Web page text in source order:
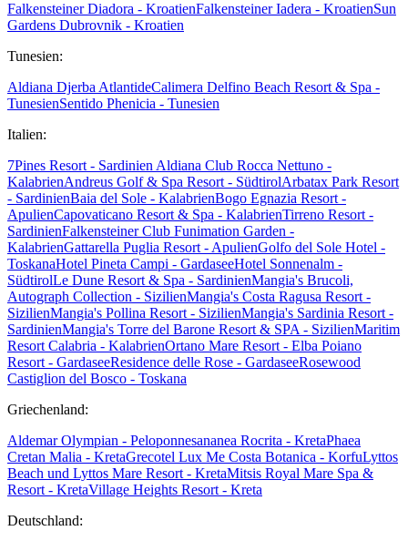
Falkensteiner Diadora - KroatienFalkensteiner Iadera - KroatienSun
Gardens Dubrovnik - Kroatien
Tunesien:
Aldiana Djerba AtlantideCalimera Delfino Beach Resort & Spa -
TunesienSentido Phenicia - Tunesien
Italien:
7Pines Resort - Sardinien Aldiana Club Rocca Nettuno -
KalabrienAndreus Golf & Spa Resort - SüdtirolArbatax Park Resort
- SardinienBaia del Sole - KalabrienBogo Egnazia Resort -
ApulienCapovaticano Resort & Spa - KalabrienTirreno Resort -
SardinienFalkensteiner Club Funimation Garden -
KalabrienGattarella Puglia Resort - ApulienGolfo del Sole Hotel -
ToskanaHotel Pineta Campi - GardaseeHotel Sonnenalm -
SüdtirolLe Dune Resort & Spa - SardinienMangia's Brucoli,
Autograph Collection - SizilienMangia's Costa Ragusa Resort -
SizilienMangia's Pollina Resort - SizilienMangia's Sardinia Resort -
SardinienMangia's Torre del Barone Resort & SPA - SizilienMaritim
Resort Calabria - KalabrienOrtano Mare Resort - Elba Poiano
Resort - GardaseeResidence delle Rose - GardaseeRosewood
Castiglion del Bosco - Toskana
Griechenland:
Aldemar Olympian - Peloponnesananea Rocrita - KretaPhaea
Cretan Malia - KretaGrecotel Lux Me Costa Botanica - KorfuLyttos
Beach und Lyttos Mare Resort - KretaMitsis Royal Mare Spa &
Resort - KretaVillage Heights Resort - Kreta
Deutschland: